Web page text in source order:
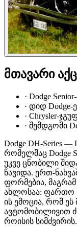
მთავარი
· Dodge
· დიდ Dodge-
· Chrysler-
· შემდგომი
Dodge DH-Series
რომელმაც Dodge
უკვე ცნობილი
წავიდა. ერთ-
ფორმებია, მაგრამ
ახლოსაა: ფართო
ის ემოცია, რომ ეს
ავტომობილივით
როისის სიმძვირის.